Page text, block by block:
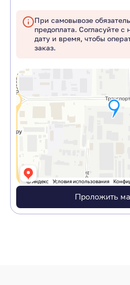
При самовывозе
предоплата. Согласуйте
дату и время, чтобы
заказ.
Проложить